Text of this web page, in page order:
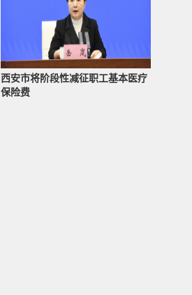
西安市将阶段性减征职工基本医疗
保险费